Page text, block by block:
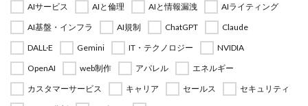
AIサービス
AIと倫理 AIと情報漏洩
AIライティング
AI基盤・インフラ
AI規制 ChatGPT
Claude
DALL·E
Gemini IT・テクノロジー
NVIDIA
OpenAI
web制作 アパレル
エネルギー
カスタマーサービス
キャリア セールス
セキュリティ